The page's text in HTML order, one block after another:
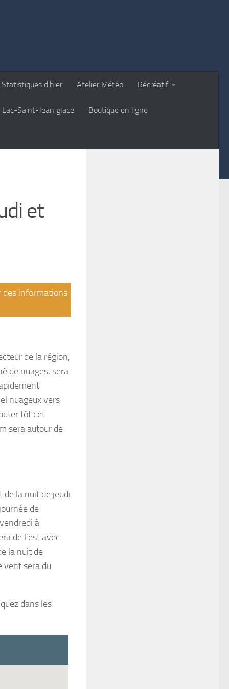
Statistiques d’hier Atelier Météo Récréatif
Lac-Saint-Jean glace Boutique en ligne
et
des informations
de la région,
de nuages, sera
nuageux vers
tôt cet
sera autour de
de la nuit de jeudi
de
à
de l’est avec
la nuit de
vent sera du
dans les